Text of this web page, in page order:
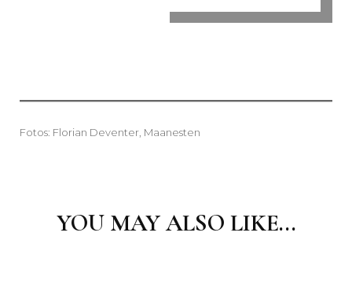
Fotos: Florian Deventer, Maanesten
Navigation
YOU MAY ALSO LIKE...